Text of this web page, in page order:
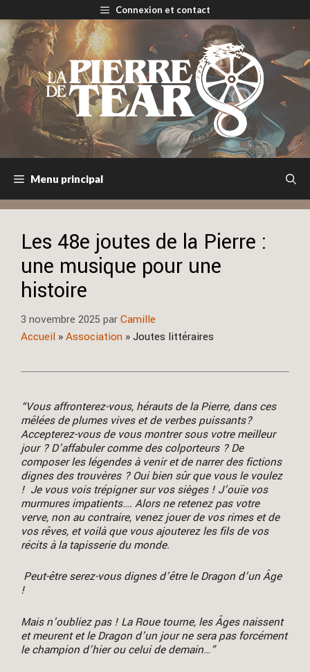
au
contenu
Connexion et contact
Menu principal
Les 48e joutes de la Pierre :
une musique pour une
histoire
3 novembre 2025 parCamille
Accueil »Association »Joutes littéraires
“Vous affronterez-vous, hérauts de la Pierre, dans ces
mêlées de plumes vives et de verbes puissants?
Accepterez-vous de vous montrer sous votre meilleur
jour ? D’affabuler comme des colporteurs ? De
composer les légendes à venir et de narrer des fictions
dignes des trouvères ? Oui bien sûr que vous le voulez
! Je vous vois trépigner sur vos sièges ! J’ouïe vos
murmures impatients…. Alors ne retenez pas votre
verve, non au contraire, venez jouer de vos rimes et de
vos rêves, et voilà que vous ajouterez les fils de vos
récits à la tapisserie du monde.
Peut-être serez-vous dignes d’être le Dragon d’un Âge
!
Mais n’oubliez pas ! La Roue tourne, les Âges naissent
et meurent et le Dragon d’un jour ne sera pas forcément
le champion d’hier ou celui de demain…”